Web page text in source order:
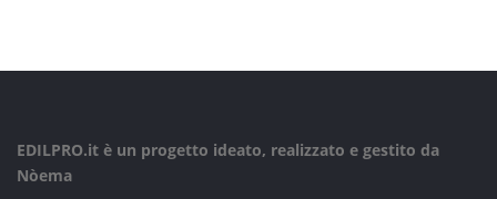
EDILPRO.it è un progetto ideato, realizzato e gestito da
Nòema